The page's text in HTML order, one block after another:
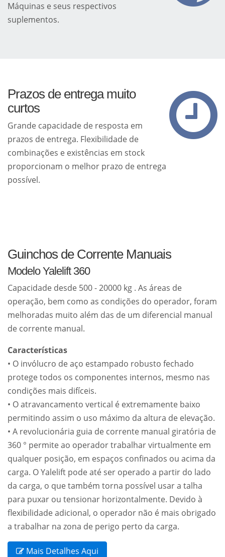
Máquinas e seus respectivos
suplementos.
Prazos de entrega muito
curtos
Grande capacidade de resposta em
prazos de entrega. Flexibilidade de
combinações e existências em stock
proporcionam o melhor prazo de entrega
possível.
Guinchos de Corrente Manuais
Modelo Yalelift 360
Capacidade desde 500 - 20000 kg . As áreas de
operação, bem como as condições do operador, foram
melhoradas muito além das de um diferencial manual
de corrente manual.
Características
• O invólucro de aço estampado robusto fechado
protege todos os componentes internos, mesmo nas
condições mais difíceis.
• O atravancamento vertical é extremamente baixo
permitindo assim o uso máximo da altura de elevação.
• A revolucionária guia de corrente manual giratória de
360 ° permite ao operador trabalhar virtualmente em
qualquer posição, em espaços confinados ou acima da
carga. O Yalelift pode até ser operado a partir do lado
da carga, o que também torna possível usar a talha
para puxar ou tensionar horizontalmente. Devido à
flexibilidade adicional, o operador não é mais obrigado
a trabalhar na zona de perigo perto da carga.
Mais Detalhes Aqui